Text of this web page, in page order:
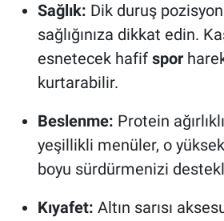
Sağlık: Dik duruş
sağlığınıza dikkat edin.
esnetecek hafif spor
kurtarabilir.
Beslenme: Protein
yeşillikli menüler, o
boyu sürdürmenizi
Kıyafet: Altın sarısı